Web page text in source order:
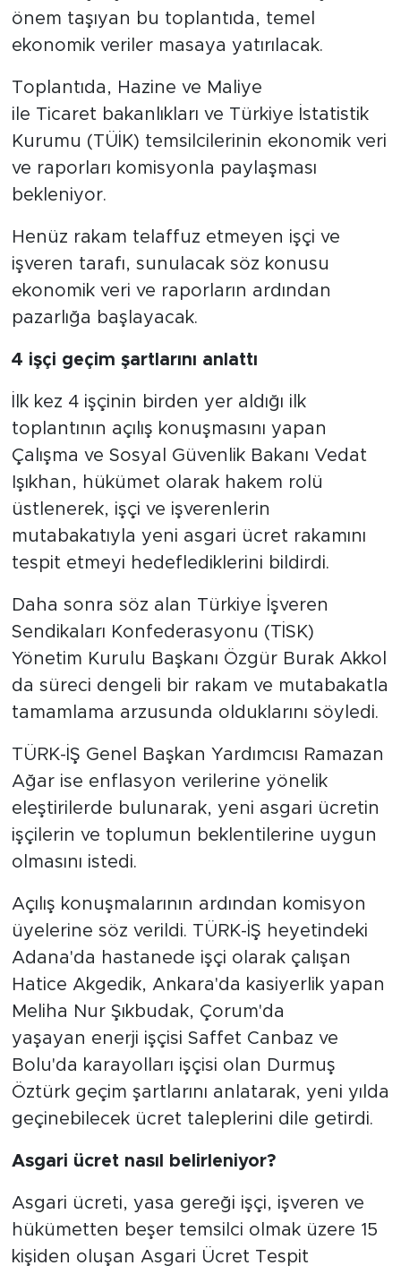
önem taşıyan bu toplantıda, temel
ekonomik veriler masaya yatırılacak.
Toplantıda, Hazine ve Maliye
ile Ticaret bakanlıkları ve Türkiye İstatistik
Kurumu (TÜİK) temsilcilerinin ekonomik veri
ve raporları komisyonla paylaşması
bekleniyor.
Henüz rakam telaffuz etmeyen işçi ve
işveren tarafı, sunulacak söz konusu
ekonomik veri ve raporların ardından
pazarlığa başlayacak.
4 işçi geçim şartlarını anlattı
İlk kez 4 işçinin birden yer aldığı ilk
toplantının açılış konuşmasını yapan
Çalışma ve Sosyal Güvenlik Bakanı Vedat
Işıkhan, hükümet olarak hakem rolü
üstlenerek, işçi ve işverenlerin
mutabakatıyla yeni asgari ücret rakamını
tespit etmeyi hedeflediklerini bildirdi.
Daha sonra söz alan Türkiye İşveren
Sendikaları Konfederasyonu (TİSK)
Yönetim Kurulu Başkanı Özgür Burak Akkol
da süreci dengeli bir rakam ve mutabakatla
tamamlama arzusunda olduklarını söyledi.
TÜRK-İŞ Genel Başkan Yardımcısı Ramazan
Ağar ise enflasyon verilerine yönelik
eleştirilerde bulunarak, yeni asgari ücretin
işçilerin ve toplumun beklentilerine uygun
olmasını istedi.
Açılış konuşmalarının ardından komisyon
üyelerine söz verildi. TÜRK-İŞ heyetindeki
Adana'da hastanede işçi olarak çalışan
Hatice Akgedik, Ankara'da kasiyerlik yapan
Meliha Nur Şıkbudak, Çorum'da
yaşayan enerji işçisi Saffet Canbaz ve
Bolu'da karayolları işçisi olan Durmuş
Öztürk geçim şartlarını anlatarak, yeni yılda
geçinebilecek ücret taleplerini dile getirdi.
Asgari ücret nasıl belirleniyor?
Asgari ücreti, yasa gereği işçi, işveren ve
hükümetten beşer temsilci olmak üzere 15
kişiden oluşan Asgari Ücret Tespit